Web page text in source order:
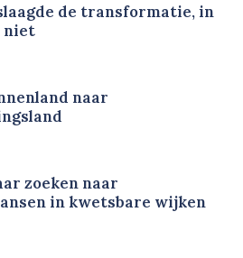
de transformatie, in
niet
naar
zoeken naar
in kwetsbare wijken